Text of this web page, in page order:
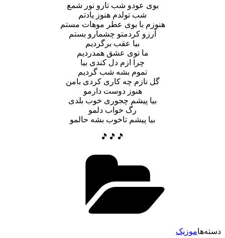
بوی عودو شب تارو نور شمع
شب تولدم هنوز یادتم
هنوزم با بوی عطر موهات مستم
آرزو کردمتو چشمارو بستم
بیا عقب برگردیم
ما توی عشق همدردیم
چرا ازم دل کندی بیا
تموم بشه شب گردیم
گل نازم چه کاری کردی بامن
هنوز دوست دارمو
بیا پیشم چجوری خوب بلدی
رگ خواب دلمو
بیا پیشم تاخوب بشه حالمو
🎵🎵🎵
دسته‌هاموزیک